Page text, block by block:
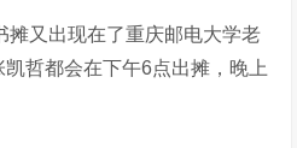
摊又出现在了重庆邮电大学老
哲都会在下午6点出摊，晚上